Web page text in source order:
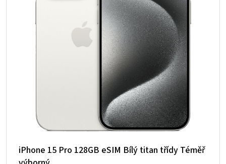
iPhone 15 Pro 128GB eSIM Bílý titan třídy Téměř